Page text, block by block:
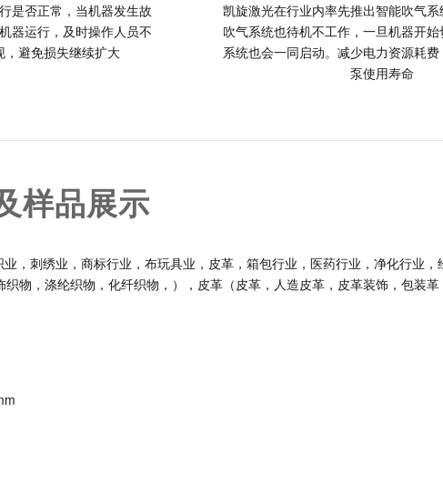
是否正常，当机器发生故
器运行，及时操作人员不
，避免损失继续扩大
凯旋激光在行业内率先推出智能吹气
吹气系统也待机不工作，一旦机器开
系统也会一同启动。减少电力资源耗
泵使用寿命
样品展示
，刺绣业，商标行业，布玩具业，皮革，箱包行业，医药行业，净化行业
织物，涤纶织物，化纤织物，），皮革（皮革，人造皮革，皮革装饰，包装